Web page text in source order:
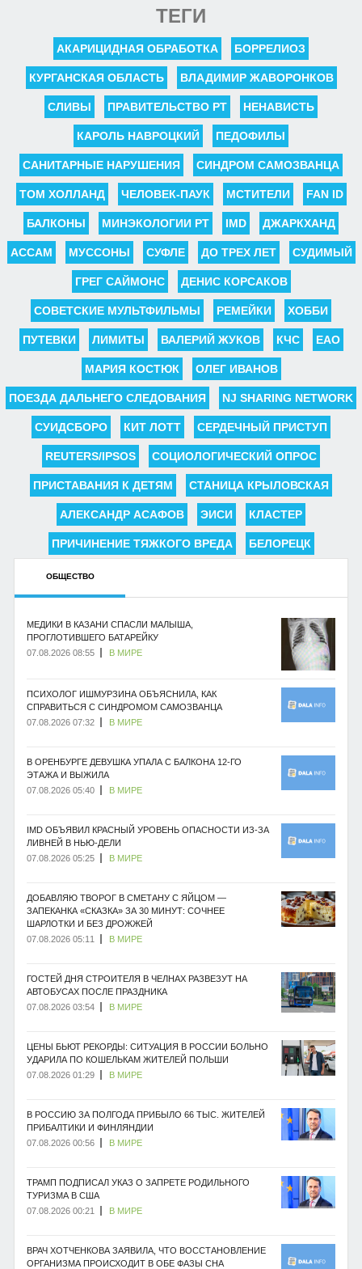
ТЕГИ
АКАРИЦИДНАЯ ОБРАБОТКА БОРРЕЛИОЗ
КУРГАНСКАЯ ОБЛАСТЬ ВЛАДИМИР ЖАВОРОНКОВ
СЛИВЫ ПРАВИТЕЛЬСТВО РТ НЕНАВИСТЬ
КАРОЛЬ НАВРОЦКИЙ ПЕДОФИЛЫ
САНИТАРНЫЕ НАРУШЕНИЯ СИНДРОМ САМОЗВАНЦА
ТОМ ХОЛЛАНД ЧЕЛОВЕК-ПАУК МСТИТЕЛИ FAN ID
БАЛКОНЫ МИНЭКОЛОГИИ РТ IMD ДЖАРКХАНД
АССАМ МУССОНЫ СУФЛЕ ДО ТРЕХ ЛЕТ СУДИМЫЙ
ГРЕГ САЙМОНС ДЕНИС КОРСАКОВ
СОВЕТСКИЕ МУЛЬТФИЛЬМЫ РЕМЕЙКИ ХОББИ
ПУТЕВКИ ЛИМИТЫ ВАЛЕРИЙ ЖУКОВ КЧС ЕАО
МАРИЯ КОСТЮК ОЛЕГ ИВАНОВ
ПОЕЗДА ДАЛЬНЕГО СЛЕДОВАНИЯ NJ SHARING NETWORK
СУИДСБОРО КИТ ЛОТТ СЕРДЕЧНЫЙ ПРИСТУП
REUTERS/IPSOS СОЦИОЛОГИЧЕСКИЙ ОПРОС
ПРИСТАВАНИЯ К ДЕТЯМ СТАНИЦА КРЫЛОВСКАЯ
АЛЕКСАНДР АСАФОВ ЭИСИ КЛАСТЕР
ПРИЧИНЕНИЕ ТЯЖКОГО ВРЕДА БЕЛОРЕЦК
ОБЩЕСТВО
МЕДИКИ В КАЗАНИ СПАСЛИ МАЛЫША,
ПРОГЛОТИВШЕГО БАТАРЕЙКУ
07.08.2026 08:55
В МИРЕ
ПСИХОЛОГ ИШМУРЗИНА ОБЪЯСНИЛА, КАК
СПРАВИТЬСЯ С СИНДРОМОМ САМОЗВАНЦА
07.08.2026 07:32
В МИРЕ
В ОРЕНБУРГЕ ДЕВУШКА УПАЛА С БАЛКОНА 12-ГО
ЭТАЖА И ВЫЖИЛА
07.08.2026 05:40
В МИРЕ
IMD ОБЪЯВИЛ КРАСНЫЙ УРОВЕНЬ ОПАСНОСТИ ИЗ-ЗА
ЛИВНЕЙ В НЬЮ-ДЕЛИ
07.08.2026 05:25
В МИРЕ
ДОБАВЛЯЮ ТВОРОГ В СМЕТАНУ С ЯЙЦОМ —
ЗАПЕКАНКА «СКАЗКА» ЗА 30 МИНУТ: СОЧНЕЕ
ШАРЛОТКИ И БЕЗ ДРОЖЖЕЙ
07.08.2026 05:11
В МИРЕ
ГОСТЕЙ ДНЯ СТРОИТЕЛЯ В ЧЕЛНАХ РАЗВЕЗУТ НА
АВТОБУСАХ ПОСЛЕ ПРАЗДНИКА
07.08.2026 03:54
В МИРЕ
ЦЕНЫ БЬЮТ РЕКОРДЫ: СИТУАЦИЯ В РОССИИ БОЛЬНО
УДАРИЛА ПО КОШЕЛЬКАМ ЖИТЕЛЕЙ ПОЛЬШИ
07.08.2026 01:29
В МИРЕ
В РОССИЮ ЗА ПОЛГОДА ПРИБЫЛО 66 ТЫС. ЖИТЕЛЕЙ
ПРИБАЛТИКИ И ФИНЛЯНДИИ
07.08.2026 00:56
В МИРЕ
ТРАМП ПОДПИСАЛ УКАЗ О ЗАПРЕТЕ РОДИЛЬНОГО
ТУРИЗМА В США
07.08.2026 00:21
В МИРЕ
ВРАЧ ХОТЧЕНКОВА ЗАЯВИЛА, ЧТО ВОССТАНОВЛЕНИЕ
ОРГАНИЗМА ПРОИСХОДИТ В ОБЕ ФАЗЫ СНА